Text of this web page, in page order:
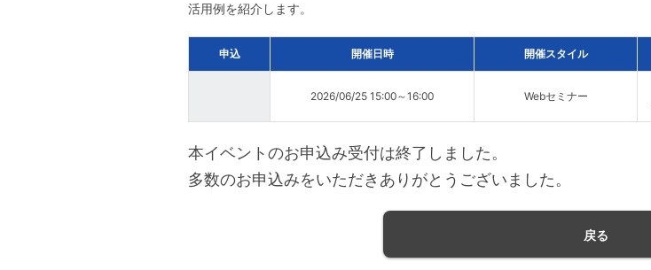
活用例を紹介します。
申込 開催日時 開催スタイル
2026/06/25 15:00～16:00 Webセミナー
本イベントのお申込み受付は終了しました。
多数のお申込みをいただきありがとうございました。
戻る